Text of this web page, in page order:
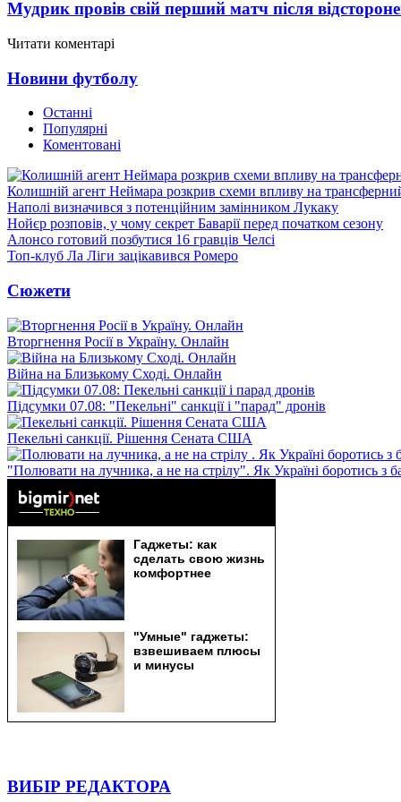
Мудрик провів свій перший матч після
Читати коментарі
Новини футболу
Останні
Популярні
Коментовані
Колишній агент Неймара розкрив схеми впливу на
Наполі визначився з потенційним замінником Лукаку
Нойєр розповів, у чому секрет Баварії перед початком сезону
Алонсо готовий позбутися 16 гравців Челсі
Топ-клуб Ла Ліги зацікавився Ромеро
Сюжети
Вторгнення Росії в Україну. Онлайн
Війна на Близькому Сході. Онлайн
Підсумки 07.08: "Пекельні" санкції і "парад" дронів
Пекельні санкції. Рішення Сената США
"Полювати на лучника, а не на стрілу". Як Україні боротись з
ВИБІР РЕДАКТОРА